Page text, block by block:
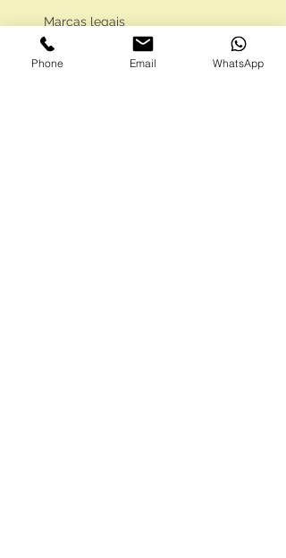
Marcas legais
Programa Fidelidade
Phone Email WhatsApp